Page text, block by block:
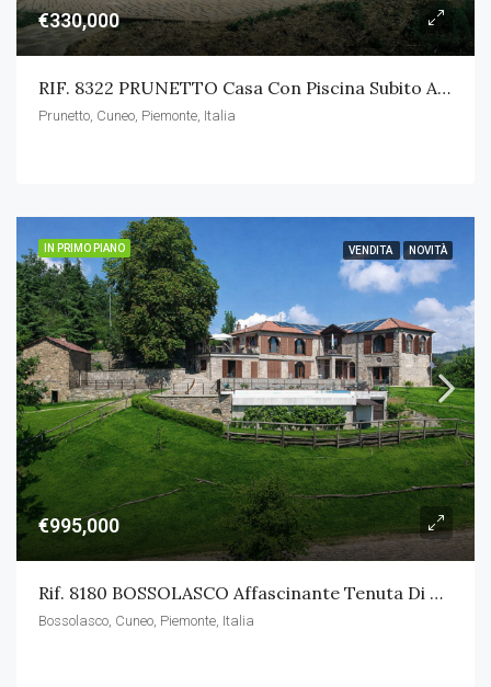
€330,000
RIF. 8322 PRUNETTO Casa Con Piscina Subito Abitabile
Prunetto, Cuneo, Piemonte, Italia
IN PRIMO PIANO VENDITA NOVITÀ
€995,000
Rif. 8180 BOSSOLASCO Affascinante Tenuta Di Campagna Con Piscina
Bossolasco, Cuneo, Piemonte, Italia